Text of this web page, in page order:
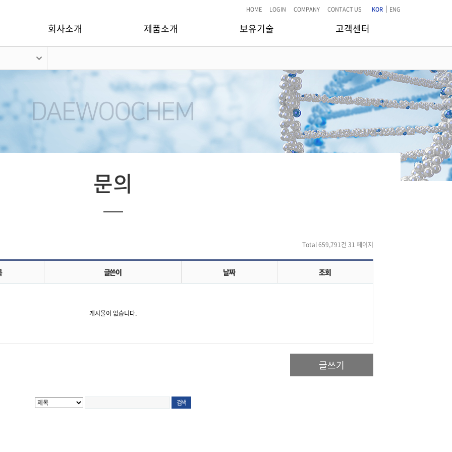
HOME LOGIN COMPANY CONTACT US KOR | ENG
회사소개 제품소개 보유기술 고객센터
문의
Total 659,791건 31 페이지
글쓴이 날짜 조회
게시물이 없습니다.
글쓰기